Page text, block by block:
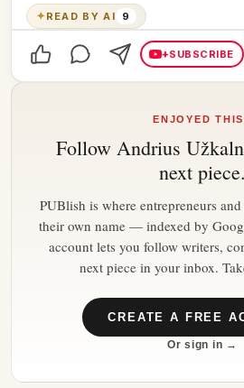
✦READ BY AI 9
+SUBSCRIBE
ENJOYED
Follow Andrius
next piece.
PUBlish is where entrepreneurs
their own name — indexed by
account lets you follow writers,
next piece in your inbox.
CREATE A FREE
Or sign in →